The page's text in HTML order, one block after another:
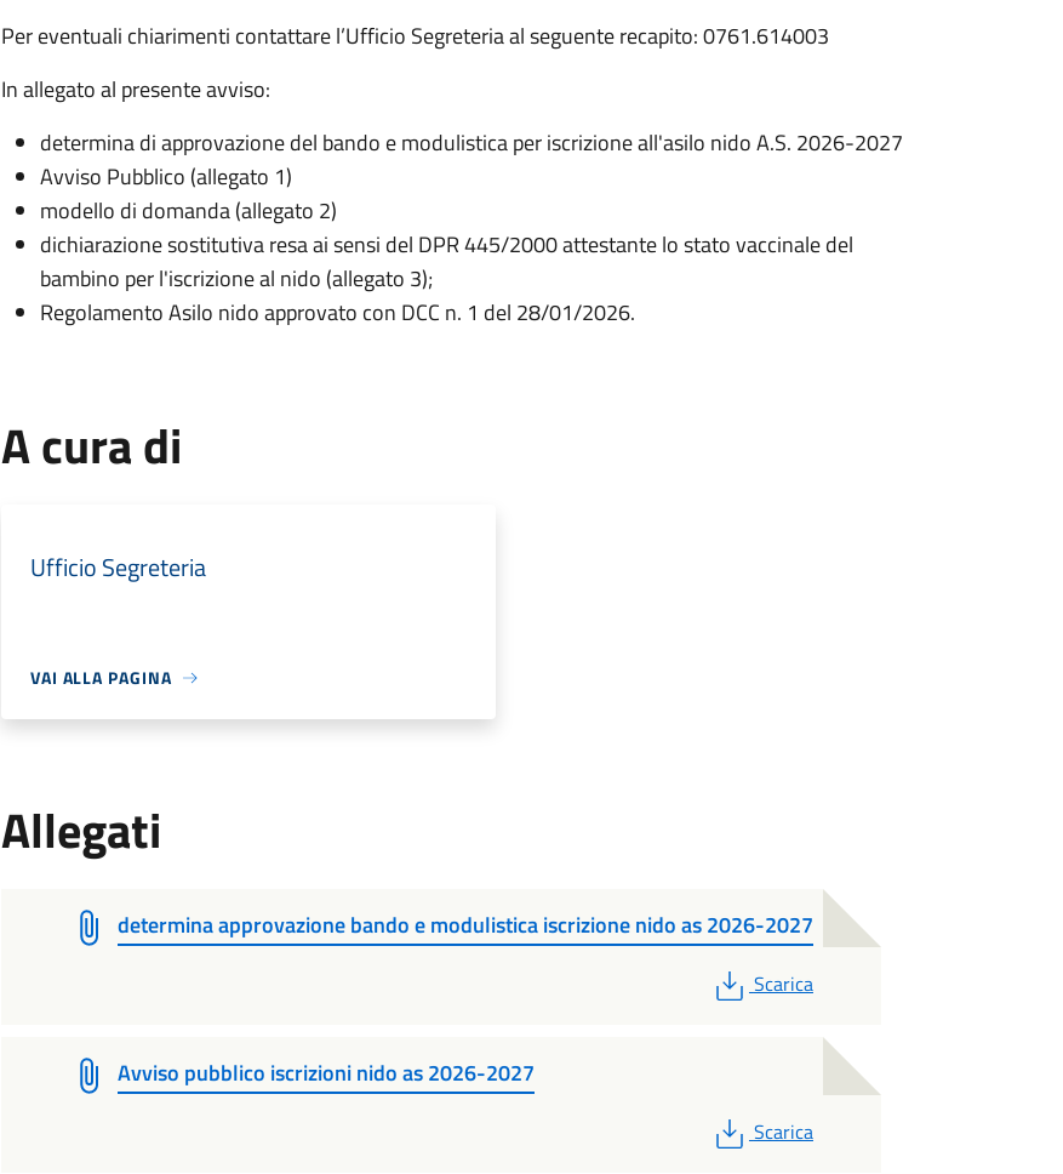
Per eventuali chiarimenti contattare l’Ufficio Segreteria al seguente recapito: 0761.614003
In allegato al presente avviso:
determina di approvazione del bando e modulistica per iscrizione all'asilo nido A.S. 2026-2027
Avviso Pubblico (allegato 1)
modello di domanda (allegato 2)
dichiarazione sostitutiva resa ai sensi del DPR 445/2000 attestante lo stato vaccinale del
bambino per l'iscrizione al nido (allegato 3);
Regolamento Asilo nido approvato con DCC n. 1 del 28/01/2026.
A cura di
Ufficio Segreteria
VAI ALLA PAGINA
Allegati
determina approvazione bando e modulistica iscrizione nido as 2026-2027
PDF
Scarica
Avviso pubblico iscrizioni nido as 2026-2027
PDF
Scarica